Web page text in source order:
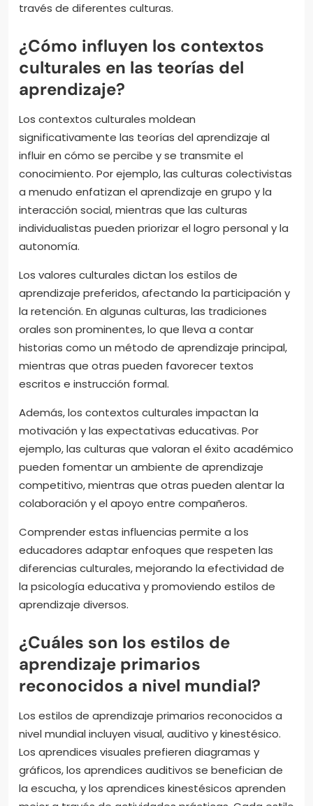
través de diferentes culturas.
¿Cómo influyen los contextos
culturales en las teorías del
aprendizaje?
Los contextos culturales moldean
significativamente las teorías del aprendizaje al
influir en cómo se percibe y se transmite el
conocimiento. Por ejemplo, las culturas colectivistas
a menudo enfatizan el aprendizaje en grupo y la
interacción social, mientras que las culturas
individualistas pueden priorizar el logro personal y la
autonomía.
Los valores culturales dictan los estilos de
aprendizaje preferidos, afectando la participación y
la retención. En algunas culturas, las tradiciones
orales son prominentes, lo que lleva a contar
historias como un método de aprendizaje principal,
mientras que otras pueden favorecer textos
escritos e instrucción formal.
Además, los contextos culturales impactan la
motivación y las expectativas educativas. Por
ejemplo, las culturas que valoran el éxito académico
pueden fomentar un ambiente de aprendizaje
competitivo, mientras que otras pueden alentar la
colaboración y el apoyo entre compañeros.
Comprender estas influencias permite a los
educadores adaptar enfoques que respeten las
diferencias culturales, mejorando la efectividad de
la psicología educativa y promoviendo estilos de
aprendizaje diversos.
¿Cuáles son los estilos de
aprendizaje primarios
reconocidos a nivel mundial?
Los estilos de aprendizaje primarios reconocidos a
nivel mundial incluyen visual, auditivo y kinestésico.
Los aprendices visuales prefieren diagramas y
gráficos, los aprendices auditivos se benefician de
la escucha, y los aprendices kinestésicos aprenden